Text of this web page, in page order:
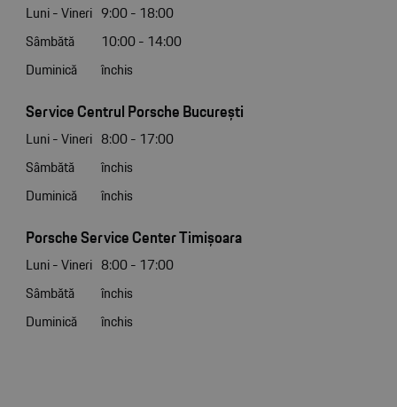
Luni - Vineri 9:00 - 18:00
Sâmbătă
10:00 - 14:00
Duminică
închis
Service Centrul Porsche București
Luni - Vineri 8:00 - 17:00
Sâmbătă
închis
Duminică
închis
Porsche Service Center Timișoara
Luni - Vineri 8:00 - 17:00
Sâmbătă
închis
Duminică
închis